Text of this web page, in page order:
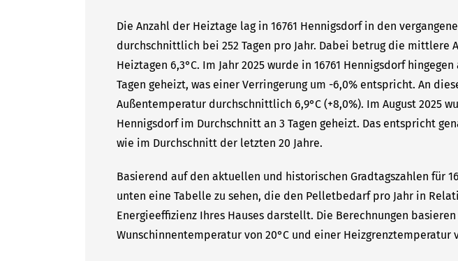
Die Anzahl der Heiztage lag in 16761 Hennigsdorf in den
durchschnittlich bei 252 Tagen pro Jahr. Dabei betrug die mittlere
Heiztagen 6,3°C. Im Jahr 2025 wurde in 16761 Hennigsdorf
Tagen geheizt, was einer Verringerung um -6,0% entspricht. An
Außentemperatur durchschnittlich 6,9°C (+8,0%). Im August 2025
Hennigsdorf im Durchschnitt an 3 Tagen geheizt. Das entspricht
wie im Durchschnitt der letzten 20 Jahre.
Basierend auf den aktuellen und historischen Gradtagszahlen für
unten eine Tabelle zu sehen, die den Pelletbedarf pro Jahr in
Energieeffizienz Ihres Hauses darstellt. Die Berechnungen
Wunschinnentemperatur von 20°C und einer Heizgrenztemperatur